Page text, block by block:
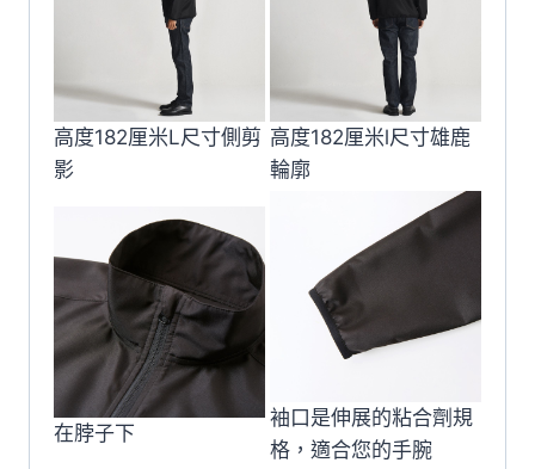
高度182厘米L尺寸側剪
影
高度182厘米l尺寸雄鹿
輪廓
在脖子下
袖口是伸展的粘合劑規
格，適合您的手腕